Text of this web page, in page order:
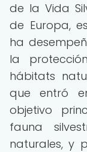
de la Vida
de Europa,
ha
la
hábitats
que entró
objetivo
fauna
naturales, y